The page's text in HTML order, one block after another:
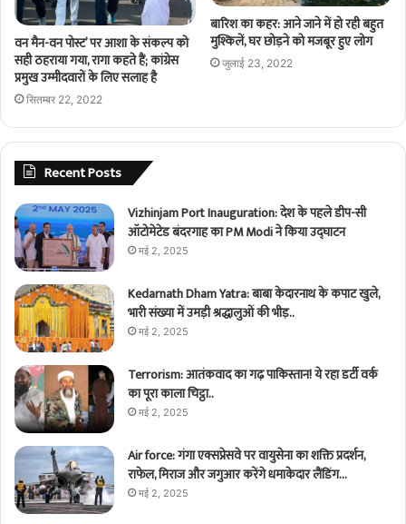
वन मैन-वन पोस्ट’ पर आशा के संकल्प को
सही ठहराया गया, रागा कहते हैं; कांग्रेस
प्रमुख उम्मीदवारों के लिए सलाह है
सितम्बर 22, 2022
बारिश का कहर: आने जाने में हो रही बहुत
मुश्किलें, घर छोड़ने को मजबूर हुए लोग
जुलाई 23, 2022
Recent Posts
Vizhinjam Port Inauguration: देश के पहले डीप-सी
ऑटोमेटेड बंदरगाह का PM Modi ने किया उद्घाटन
मई 2, 2025
Kedarnath Dham Yatra: बाबा केदारनाथ के कपाट खुले,
भारी संख्या में उमड़ी श्रद्धालुओं की भीड़..
मई 2, 2025
Terrorism: आतंकवाद का गढ़ पाकिस्तान! ये रहा डर्टी वर्क
का पूरा काला चिट्ठा..
मई 2, 2025
Air force: गंगा एक्सप्रेसवे पर वायुसेना का शक्ति प्रदर्शन,
राफेल, मिराज और जगुआर करेंगे धमाकेदार लैंडिंग…
मई 2, 2025